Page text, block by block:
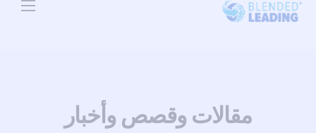
مقالات وقصص وأخبار